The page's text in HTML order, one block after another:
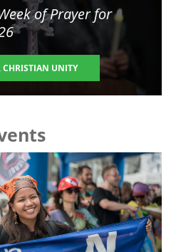
of Prayer for
CHRISTIAN UNITY